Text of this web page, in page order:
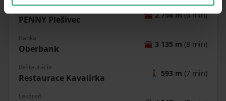
Obchod
PENNY Plešivec 🚘2 798 m(6 min)
Banka
Oberbank 🚘 3 135 m (8 min)
Reštaurácia
Restaurace Kavalírka 🚶 593 m (7 min)
Lekáreň